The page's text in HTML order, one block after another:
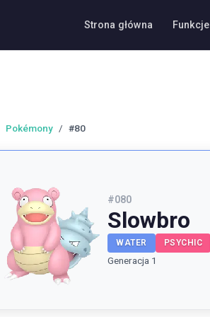
Strona główna Funkcje
Pokémony / #80
#080
Slowbro
WATER PSYCHIC
Generacja 1